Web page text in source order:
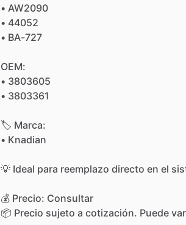
• AW2090
• 44052
• BA-727
OEM:
• 3803605
• 3803361
🏷 Marca:
• Knadian
💡 Ideal para reemplazo directo en el
💰 Precio: Consultar
📦 Precio sujeto a cotización. Puede